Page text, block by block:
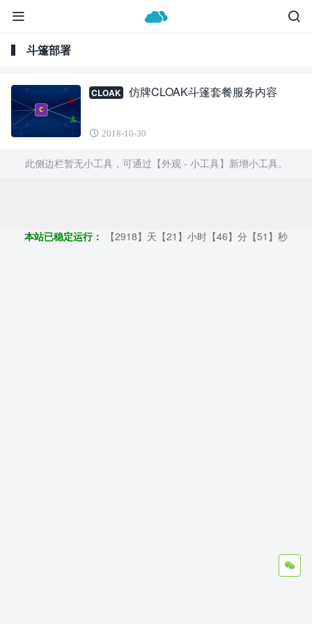
斗篷部署
CLOAK 仿牌CLOAK斗篷套餐服务内容
2018-10-30
此侧边栏暂无小工具，可通过【外观 - 小工具】新增小工具。
本站已稳定运行：
【2918】天【21】小时【46】分【52】秒